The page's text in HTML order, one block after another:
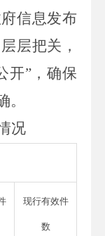
信息发布
层把关，
开”，确保
况
现行有效件
数